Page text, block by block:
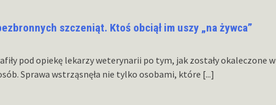
szczeniąt. Ktoś obciął im uszy „na żywca”
pod opiekę lekarzy weterynarii po tym, jak zostały okaleczone w
Sprawa wstrząsnęła nie tylko osobami, które [...]